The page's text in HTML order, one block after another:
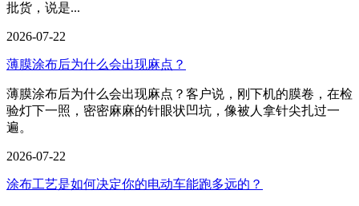
批货，说是...
2026-07-22
薄膜涂布后为什么会出现麻点？
薄膜涂布后为什么会出现麻点？客户说，刚下机的膜卷，在检
验灯下一照，密密麻麻的针眼状凹坑，像被人拿针尖扎过一
遍。
2026-07-22
涂布工艺是如何决定你的电动车能跑多远的？